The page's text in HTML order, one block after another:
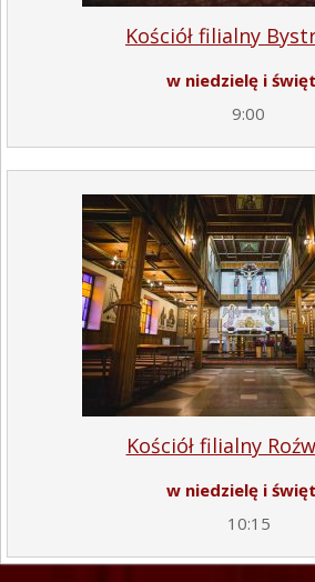
Kościół filialny
w niedzielę i
9:00
Kościół filialny
w niedzielę i
10:15